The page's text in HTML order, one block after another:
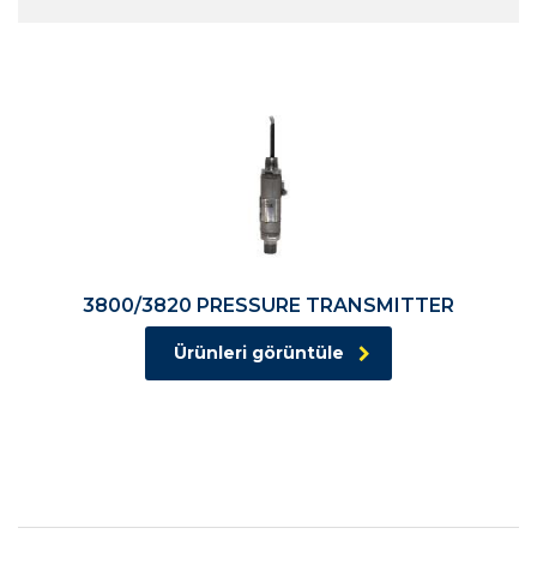
3800/3820 PRESSURE TRANSMITTER
Ürünleri görüntüle